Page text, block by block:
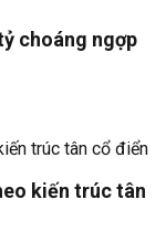
choáng ngợp
kiến trúc tân